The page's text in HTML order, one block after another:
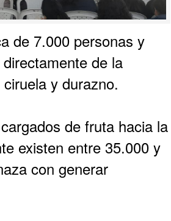
de 7.000 personas y
de la
y durazno.
de fruta hacia la
existen entre 35.000 y
con generar